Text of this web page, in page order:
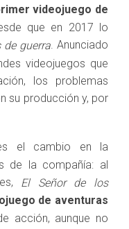
videojuego de
que en 2017 lo
de guerra. Anunciado
videojuegos que
los problemas
su producción y, por
el cambio en la
de la compañía: al
El Señor de los
de aventuras
acción, aunque no